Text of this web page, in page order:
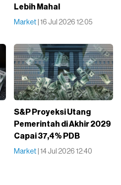
Lebih Mahal
Market | 16 Jul 2026 12:05
S&P Proyeksi Utang
Pemerintah di Akhir 2029
Capai 37,4% PDB
Market | 14 Jul 2026 12:40